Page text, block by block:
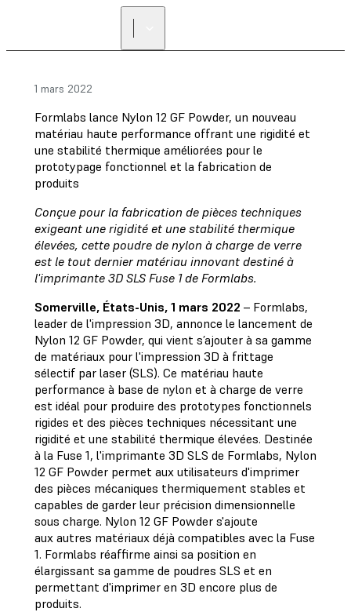
1 mars 2022
Formlabs lance Nylon 12 GF Powder, un nouveau
matériau haute performance offrant une rigidité et
une stabilité thermique améliorées pour le
prototypage fonctionnel et la fabrication de
produits
Conçue pour la fabrication de pièces techniques
exigeant une rigidité et une stabilité thermique
élevées, cette poudre de nylon à charge de verre
est le tout dernier matériau innovant destiné à
l'imprimante 3D SLS Fuse 1 de Formlabs.
Somerville, États-Unis, 1 mars 2022 – Formlabs,
leader de l'impression 3D, annonce le lancement de
Nylon 12 GF Powder, qui vient s’ajouter à sa gamme
de matériaux pour l'impression 3D à frittage
sélectif par laser (SLS). Ce matériau haute
performance à base de nylon et à charge de verre
est idéal pour produire des prototypes fonctionnels
rigides et des pièces techniques nécessitant une
rigidité et une stabilité thermique élevées. Destinée
à la Fuse 1, l'imprimante 3D SLS de Formlabs, Nylon
12 GF Powder permet aux utilisateurs d'imprimer
des pièces mécaniques thermiquement stables et
capables de garder leur précision dimensionnelle
sous charge. Nylon 12 GF Powder s'ajoute
aux autres matériaux déjà compatibles avec la Fuse
1. Formlabs réaffirme ainsi sa position en
élargissant sa gamme de poudres SLS et en
permettant d'imprimer en 3D encore plus de
produits.